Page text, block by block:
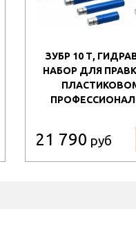
ЗУБР 10 Т,
НАБОР ДЛЯ
ПРОФЕССИОНАЛ
21 790 руб